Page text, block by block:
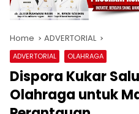
Home ADVERTORIAL
ADVERTORIAL OLAHRAGA
Dispora Kukar
Olahraga untuk